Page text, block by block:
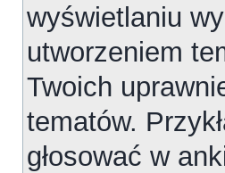
wyświetlaniu
utworzeniem
Twoich
tematów.
głosować w